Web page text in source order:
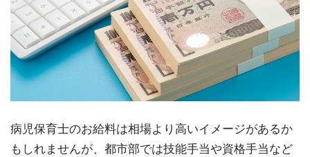
病児保育士のお給料は相場より高いイメージがあるか
もしれませんが、都市部では技能手当や資格手当など